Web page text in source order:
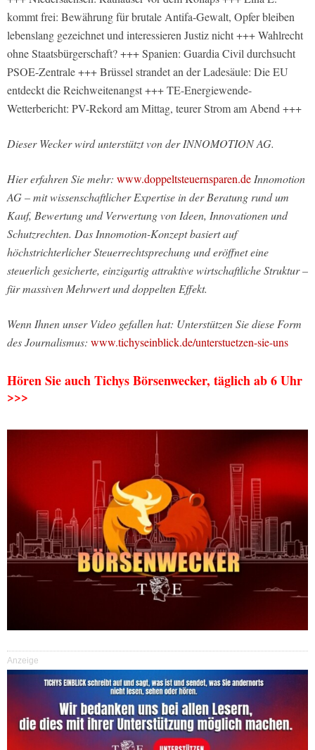
kommt frei: Bewährung für brutale Antifa-Gewalt, Opfer bleiben
lebenslang gezeichnet und interessieren Justiz nicht +++ Wahlrecht
ohne Staatsbürgerschaft? +++ Spanien: Guardia Civil durchsucht
PSOE-Zentrale +++ Brüssel strandet an der Ladesäule: Die EU
entdeckt die Reichweitenangst +++ TE-Energiewende-
Wetterbericht: PV-Rekord am Mittag, teurer Strom am Abend +++
Dieser Wecker wird unterstützt von der INNOMOTION AG.
Hier erfahren Sie mehr: www.doppeltsteuernsparen.de Innomotion
AG – mit wissenschaftlicher Expertise in der Beratung rund um
Kauf, Bewertung und Verwertung von Ideen, Innovationen und
Schutzrechten. Das Innomotion-Konzept basiert auf
höchstrichterlicher Steuerrechtsprechung und eröffnet eine
steuerlich gesicherte, einzigartig attraktive wirtschaftliche Struktur –
für massiven Mehrwert und doppelten Effekt.
Wenn Ihnen unser Video gefallen hat: Unterstützen Sie diese Form
des Journalismus: www.tichyseinblick.de/unterstuetzen-sie-uns
Hören Sie auch Tichys Börsenwecker, täglich ab 6 Uhr
>>>
Anzeige